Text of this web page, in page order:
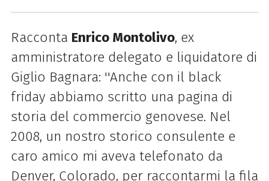
Racconta Enrico Montolivo, ex
amministratore delegato e liquidatore di
Giglio Bagnara: ''Anche con il black
friday abbiamo scritto una pagina di
storia del commercio genovese. Nel
2008, un nostro storico consulente e
caro amico mi aveva telefonato da
Denver, Colorado, per raccontarmi la fila